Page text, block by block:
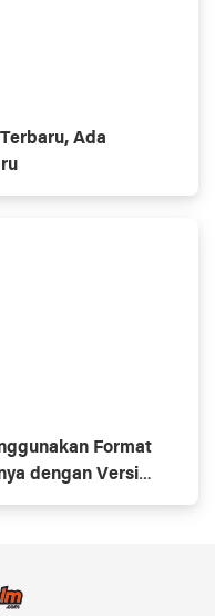
Ada
Format
dengan Versi